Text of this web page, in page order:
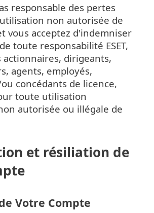
responsable des pertes
non autorisée de
vous acceptez d'indemniser
toute responsabilité ESET,
actionnaires, dirigeants,
agents, employés,
concédants de licence,
toute utilisation
autorisée ou illégale de
et résiliation de
Votre Compte